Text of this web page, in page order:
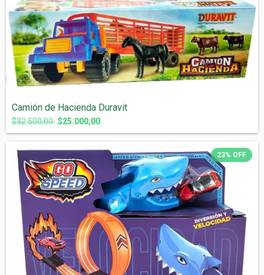
Camión de Hacienda Duravit
$32.500,00 $25.000,00
23% OFF